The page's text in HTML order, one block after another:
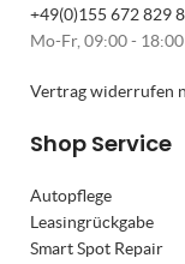
+49(0)155 672 829
Mo-Fr, 09:00 -
Vertrag widerrufen
Shop Service
Autopflege
Leasingrückgabe
Smart Spot Repair